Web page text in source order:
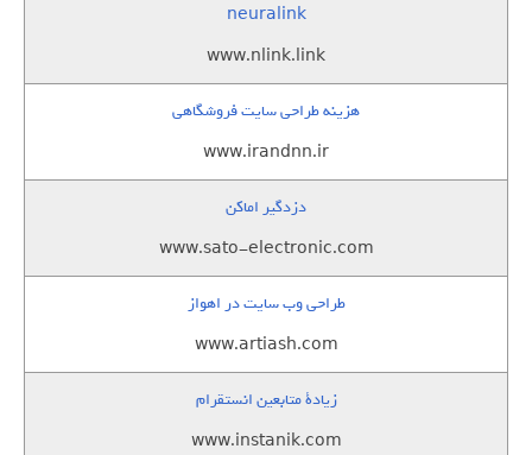
neuralink
www.nlink.link
هزینه طراحی سایت فروشگاهی
www.irandnn.ir
دزدگیر اماکن
www.sato-electronic.com
طراحی وب سایت در اهواز
www.artiash.com
زيادة متابعين انستقرام
www.instanik.com